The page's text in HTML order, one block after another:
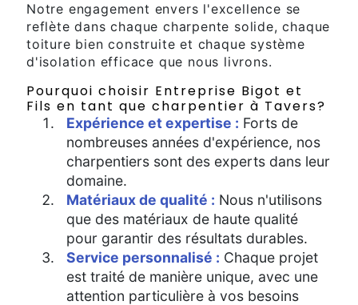
Notre engagement envers l'excellence se
reflète dans chaque charpente solide, chaque
toiture bien construite et chaque système
d'isolation efficace que nous livrons.
Pourquoi choisir Entreprise Bigot et
Fils en tant que charpentier à Tavers?
Expérience et expertise : Forts de
nombreuses années d'expérience, nos
charpentiers sont des experts dans leur
domaine.
Matériaux de qualité : Nous n'utilisons
que des matériaux de haute qualité
pour garantir des résultats durables.
Service personnalisé : Chaque projet
est traité de manière unique, avec une
attention particulière à vos besoins